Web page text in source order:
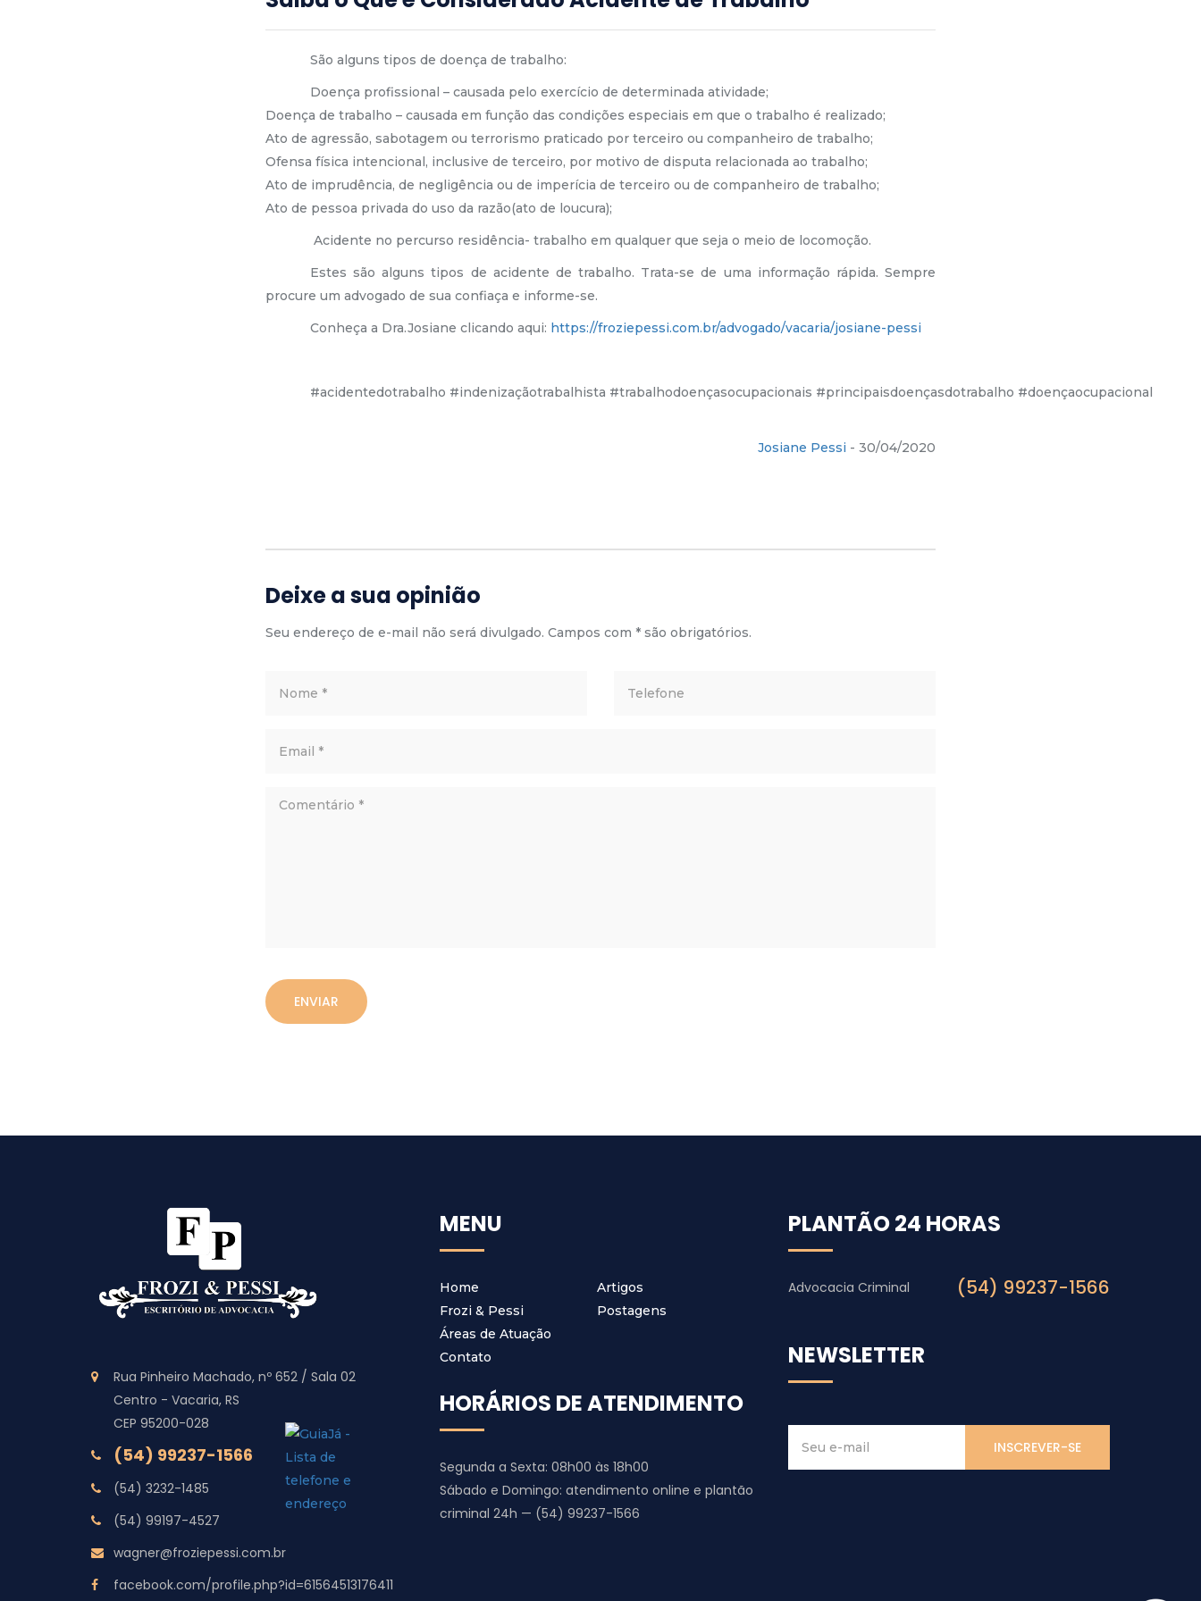
São alguns tipos de doença de trabalho:
Doença profissional – causada pelo exercício de determinada atividade;
Doença de trabalho – causada em função das condições especiais em que o trabalho é realizado;
Ato de agressão, sabotagem ou terrorismo praticado por terceiro ou companheiro de trabalho;
Ofensa física intencional, inclusive de terceiro, por motivo de disputa relacionada ao trabalho;
Ato de imprudência, de negligência ou de imperícia de terceiro ou de companheiro de trabalho;
Ato de pessoa privada do uso da razão(ato de loucura);
Acidente no percurso residência- trabalho em qualquer que seja o meio de locomoção.
Estes são alguns tipos de acidente de trabalho. Trata-se de uma informação rápida. Sempre
procure um advogado de sua confiaça e informe-se.
Conheça a Dra.Josiane clicando aqui: https://froziepessi.com.br/advogado/vacaria/josiane-pessi
#acidentedotrabalho #indenizaçãotrabalhista #trabalhodoençasocupacionais #principaisdoençasdotrabalho #doençaocupacional
Josiane Pessi - 30/04/2020
Deixe a sua opinião
Seu endereço de e-mail não será divulgado. Campos com * são obrigatórios.
Rua Pinheiro Machado, nº 652 / Sala 02
Centro - Vacaria, RS
CEP 95200-028
(54) 99237-1566
(54) 3232-1485
(54) 99197-4527
wagner@froziepessi.com.br
facebook.com/profile.php?id=61564513176411
MENU
Home
Frozi & Pessi
Áreas de Atuação
Contato
Artigos
Postagens
HORÁRIOS DE ATENDIMENTO
Segunda a Sexta: 08h00 às 18h00
Sábado e Domingo: atendimento online e plantão
criminal 24h — (54) 99237-1566
PLANTÃO 24 HORAS
Advocacia Criminal (54) 99237-1566
NEWSLETTER